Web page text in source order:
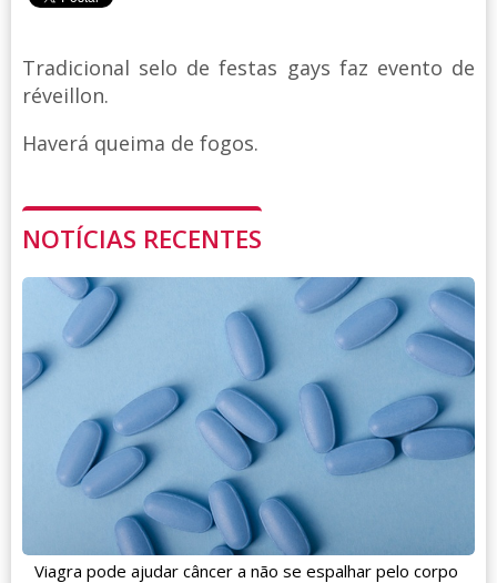
Tradicional selo de festas gays faz evento de
réveillon.
Haverá queima de fogos.
NOTÍCIAS RECENTES
Viagra pode ajudar câncer a não se espalhar pelo corpo